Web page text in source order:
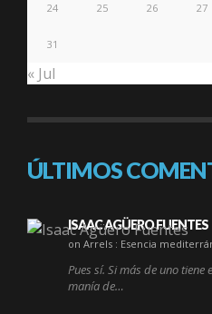
24 25 26 27
31
« Jul
ÚLTIMOS
ISAAC AGÜERO FUENTES
on Arrels : Esencia
Pues sí. Si más de uno tiene
manía de…